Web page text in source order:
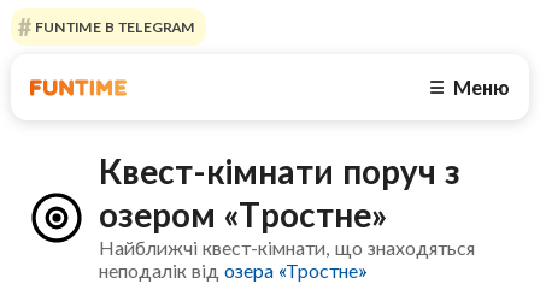
FUNTIME В TELEGRAM
☰ Меню
Квест-кімнати поруч з
озером «Тростне»
Найближчі квест-кімнати, що знаходяться
неподалік відозера «Тростне»